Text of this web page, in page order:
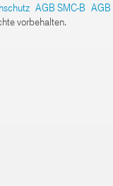
AGB SMC-B AGB
vorbehalten.